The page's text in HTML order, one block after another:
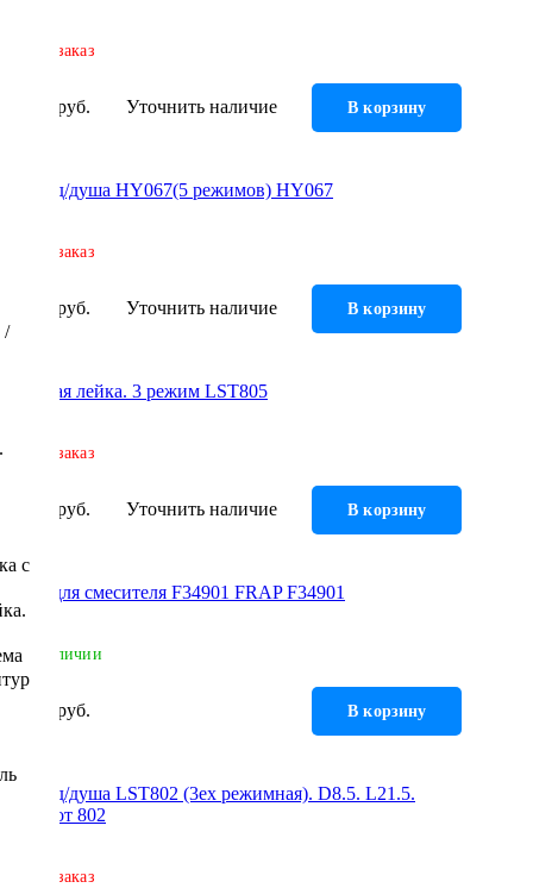
/
с
Под заказ
187 руб. Уточнить наличие В корзину
Лейка д/душа HY067(5 режимов) HY067
Под заказ
194 руб. Уточнить наличие В корзину
Душевая лейка. 3 режим LST805
Под заказ
196 руб. Уточнить наличие В корзину
Гайка для смесителя F34901 FRAP F34901
В наличии
198 руб. В корзину
Лейка д/душа LST802 (3ех режимная). D8.5. L21.5.
еврослот 802
Под заказ